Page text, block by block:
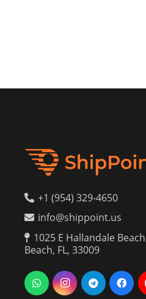
+1 (954) 329-4650
info@shippoint.us
1025 E Hallandale
Beach, FL, 33009